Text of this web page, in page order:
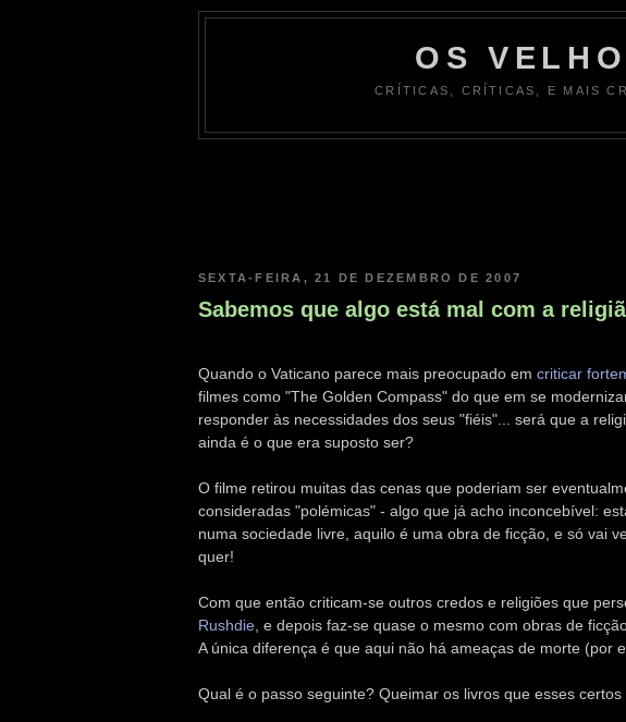
OS
CRÍTICAS, CRÍTICAS, E MAIS
SEXTA-FEIRA, 21 DE DEZEMBRO DE 2007
Sabemos que algo está mal com a
Quando o Vaticano parece mais preocupado em criticar
filmes como "The Golden Compass" do que em se
responder às necessidades dos seus "fiéis"... será que a
ainda é o que era suposto ser?
O filme retirou muitas das cenas que poderiam ser
consideradas "polémicas" - algo que já acho inconcebível:
numa sociedade livre, aquilo é uma obra de ficção, e só vai
quer!
Com que então criticam-se outros credos e religiões que
Rushdie , e depois faz-se quase o mesmo com obras de
A única diferença é que aqui não há ameaças de morte (por
Qual é o passo seguinte? Queimar os livros que esses